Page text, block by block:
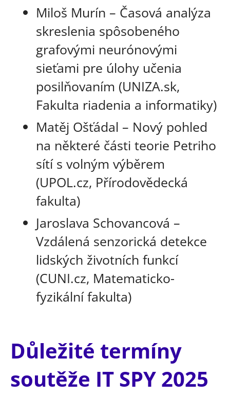
Miloš Murín – Časová analýza
skreslenia spôsobeného
grafovými neurónovými
sieťami pre úlohy učenia
posilňovaním (UNIZA.sk,
Fakulta riadenia a informatiky)
Matěj Ošťádal – Nový pohled
na některé části teorie Petriho
sítí s volným výběrem
(UPOL.cz, Přírodovědecká
fakulta)
Jaroslava Schovancová –
Vzdálená senzorická detekce
lidských životních funkcí
(CUNI.cz, Matematicko-
fyzikální fakulta)
Důležité termíny
soutěže IT SPY 2025